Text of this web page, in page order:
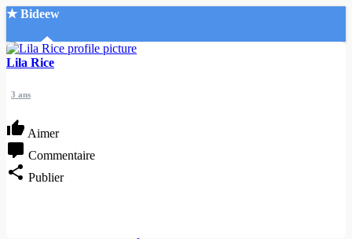
★ Bideew
Accueil
Lila Rice
3 ans
Aimer
Commentaire
Publier